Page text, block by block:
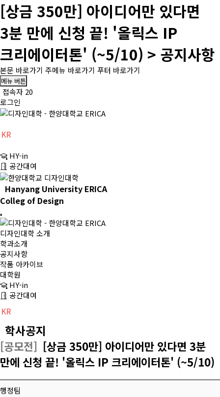
[상금 350만] 아이디어만 있다면
3분 만에 신청 끝! '올릭스 IP
크리에이터톤' (~5/10) > 공지사항
본문 바로가기 주메뉴 바로가기 푸터 바로가기
메뉴 버튼
접속자 20
로그인
KR
CH
EN
HY-in
공간대여
Hanyang University ERICA
Colleg of Design
디자인대학 소개
학과소개
공지사항
작품 아카이브
대학원
HY-in
공간대여
KR
학사공지
[공모전] [상금 350만] 아이디어만 있다면 3분
만에 신청 끝! '올릭스 IP 크리에이터톤' (~5/10)
행정팀